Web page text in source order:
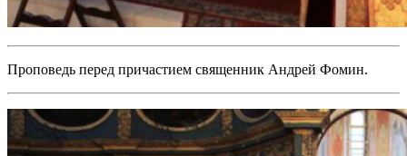
Проповедь перед причастием священник Андрей Фомин.